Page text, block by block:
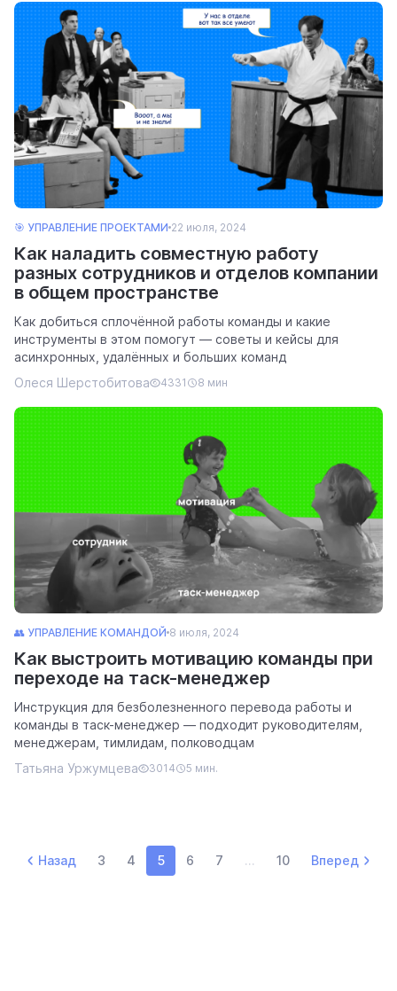
🎯 УПРАВЛЕНИЕ ПРОЕКТАМИ 22 июля, 2024
Как наладить совместную работу
разных сотрудников и отделов компании
в общем пространстве
Как добиться сплочённой работы команды и какие
инструменты в этом помогут — советы и кейсы для
асинхронных, удалённых и больших команд
Олеся Шерстобитова
4331 8 мин
👥 УПРАВЛЕНИЕ КОМАНДОЙ 8 июля, 2024
Как выстроить мотивацию команды при
переходе на таск-менеджер
Инструкция для безболезненного перевода работы и
команды в таск-менеджер — подходит руководителям,
менеджерам, тимлидам, полководцам
Татьяна Уржумцева
3014 5 мин.
Назад 3 4 5 6 7 ... 10 Вперед